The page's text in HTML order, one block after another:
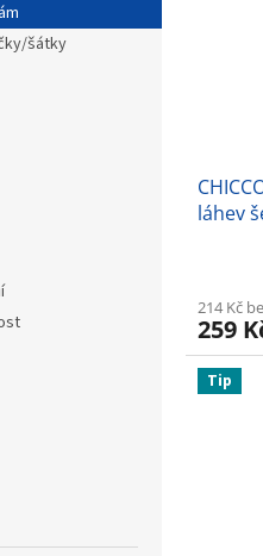
šátky
láhev
214 Kč
259
Tip